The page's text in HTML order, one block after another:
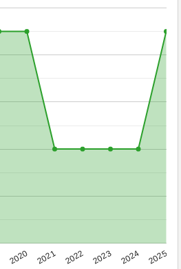
2020 2021 2022 2023 2024 2025